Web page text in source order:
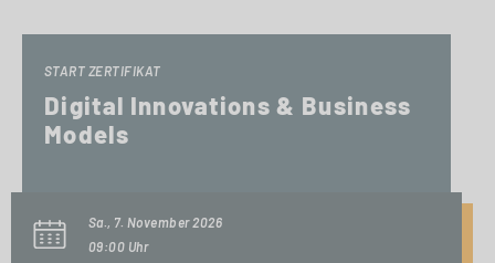
START ZERTIFIKAT
Digital Innovations & Business
Models
Sa., 7. November 2026
09:00 Uhr